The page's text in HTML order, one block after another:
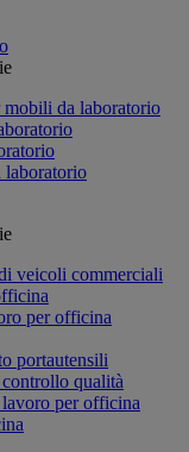
mobili da laboratorio
laboratorio
veicoli commerciali
per officina
portautensili
qualità
per officina